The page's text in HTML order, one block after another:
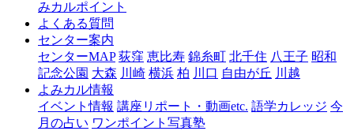
崎
みカルポイント
よくある質問
センター案内
センターMAP 荻窪 恵比寿 錦糸町 北千住 八王子 昭和
記念公園 大森 川崎 横浜 柏 川口 自由が丘 川越
よみカル情報
イベント情報 講座リポート・動画etc. 語学カレッジ 今
月の占い ワンポイント写真塾